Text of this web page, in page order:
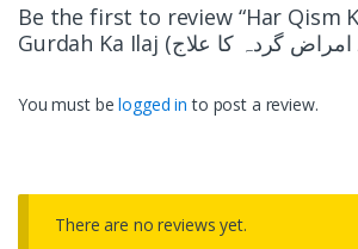
Be the first to review “Har Qism
You must belogged in to post a review.
There are no reviews yet.